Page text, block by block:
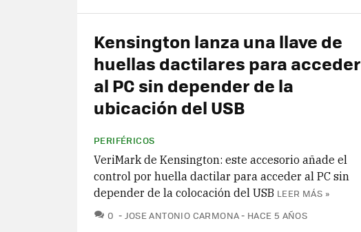
Kensington lanza una llave de
huellas dactilares para acceder
al PC sin depender de la
ubicación del USB
PERIFÉRICOS
VeriMark de Kensington: este accesorio añade el
control por huella dactilar para acceder al PC sin
depender de la colocación del USB LEER MÁS »
0 COMENTARIOS
JOSE ANTONIO CARMONA HACE 5 AÑOS